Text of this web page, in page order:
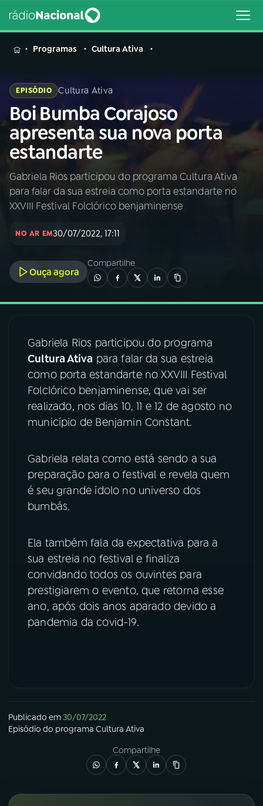
MENU
Buscar
na
Rádio
Nacional
Buscar
AO VIVO
PODCASTS
06VIDEOCASTS
FESTIVAL DE MÚSICA
YouTube Facebook
Instagram X
TikTok
Programas Cultura Ativa
EPISÓDIO Cultura Ativa
Boi Bumba Corajoso
apresenta sua nova porta
estandarte
Gabriela Rios participou do programa Cultura Ativa
para falar da sua estreia como porta estandarte no
XXVIII Festival Folclórico benjaminense
NO AR EM30/07/2022, 17:11
Ouça agora
Compartilhe
Gabriela Rios participou do programa
Cultura Ativa para falar da sua estreia
como porta estandarte no XXVIII Festival
Folclórico benjaminense, que vai ser
realizado, nos dias 10, 11 e 12 de agosto no
município de Benjamin Constant.
Gabriela relata como está sendo a sua
preparação para o festival e revela quem
é seu grande ídolo no universo dos
bumbás.
Ela também fala da expectativa para a
sua estreia no festival e finaliza
convidando todos os ouvintes para
prestigiarem o evento, que retorna esse
ano, após dois anos aparado devido a
pandemia da covid-19.
Publicado em30/07/2022
Episódio do programa Cultura Ativa
Compartilhe